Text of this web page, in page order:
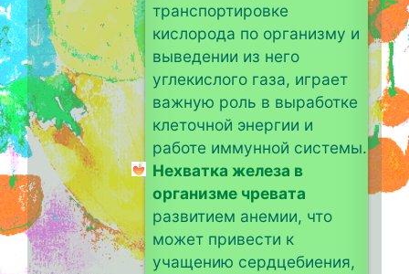
транспортировке
кислорода по организму и
выведении из него
углекислого газа, играет
важную роль в выработке
клеточной энергии и
работе иммунной системы.
Нехватка железа в
организме чревата
развитием анемии, что
может привести к
учащению сердцебиения,